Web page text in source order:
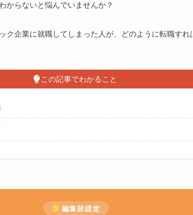
からないと悩んでいませんか？
ク企業に就職してしまった人が、どのように転職す
この記事でわかること
編集部認定